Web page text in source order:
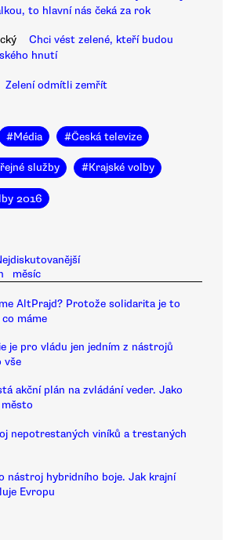
to hlavní nás čeká za rok
Chci vést zelené, kteří budou
hnutí
Zelení odmítli zemřít
#Média #Česká televize
služby #Krajské volby
2016
měsíc
AltPrajd? Protože solidarita je to
máme
je pro vládu jen jedním z nástrojů
vše
akční plán na zvládání veder. Jako
město
nepotrestaných viníků a trestaných
nástroj hybridního boje. Jak krajní
Evropu